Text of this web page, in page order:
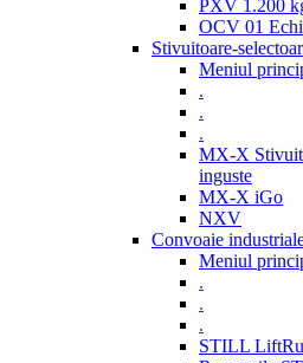
PXV 1.200
OCV 01
Stivuitoare-
Meniul
.
.
.
MX-X
inguste
MX-X iGo
NXV
Convoaie
Meniul
.
.
.
STILL